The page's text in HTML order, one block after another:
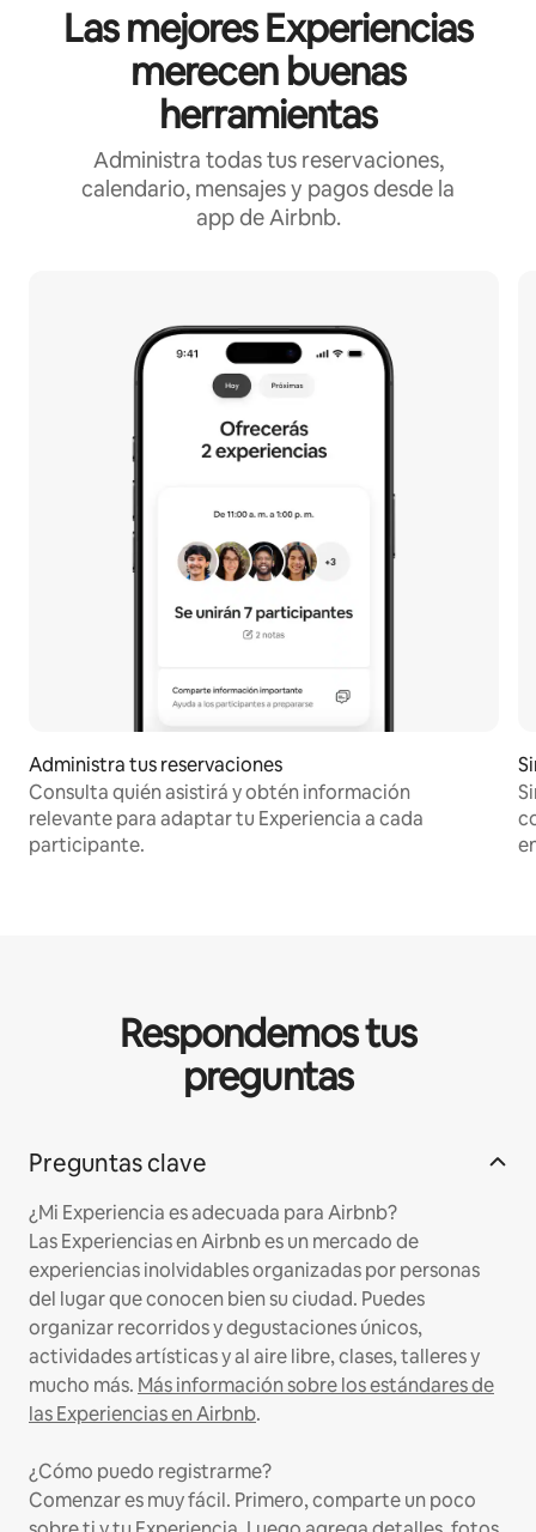
Las mejores Experiencias
merecen buenas
herramientas
Administra todas tus reservaciones,
calendario, mensajes y pagos desde la
app de Airbnb.
Administra tus reservaciones
Consulta quién asistirá y obtén información
relevante para adaptar tu Experiencia a cada
participante.
Respondemos tus
preguntas
Preguntas clave
¿Mi Experiencia es adecuada para Airbnb?
Las Experiencias en Airbnb es un mercado de
experiencias inolvidables organizadas por personas
del lugar que conocen bien su ciudad. Puedes
organizar recorridos y degustaciones únicos,
actividades artísticas y al aire libre, clases, talleres y
mucho más. Más información sobre los estándares de
las Experiencias en Airbnb.
¿Cómo puedo registrarme?
Comenzar es muy fácil. Primero, comparte un poco